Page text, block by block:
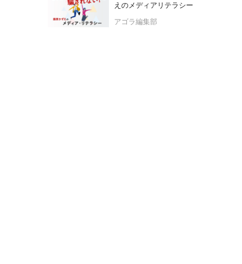
えのメディアリテラシー
アゴラ編集部